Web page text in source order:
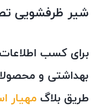
شیر ظرفشویی
برای کسب
بهداشتی و
طریق بلاگ مهیار